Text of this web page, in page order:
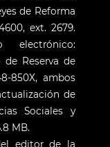
de Reforma
ext. 2679.
electrónico:
de Reserva de
850X, ambos
de
Sociales y
6.8 MB.
editor de la